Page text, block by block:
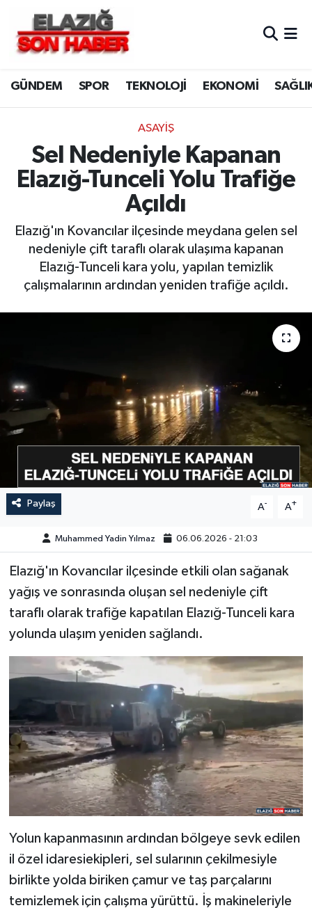
GÜNDEM SPOR TEKNOLOJİ EKONOMİ
ASAYİŞ
Sel Nedeniyle Kapanan
Elazığ-Tunceli Yolu Trafiğe
Açıldı
Elazığ'ın Kovancılar ilçesinde meydana gelen sel
nedeniyle çift taraflı olarak ulaşıma kapanan
Elazığ-Tunceli kara yolu, yapılan temizlik
çalışmalarının ardından yeniden trafiğe açıldı.
Paylaş A- A+
Muhammed Yadin Yılmaz 06.06.2026 - 21:03
Elazığ'ın Kovancılar ilçesinde etkili olan sağanak
yağış ve sonrasında oluşan sel nedeniyle çift
taraflı olarak trafiğe kapatılan Elazığ-Tunceli kara
yolunda ulaşım yeniden sağlandı.
Yolun kapanmasının ardından bölgeye sevk edilen
il özel idaresiekipleri, sel sularının çekilmesiyle
birlikte yolda biriken çamur ve taş parçalarını
temizlemek için çalışma yürüttü. İş makineleriyle
CANLI YAYIN
ASAYİŞ
BİLİM VE TEKNOLOJİ
DÜNYA
EĞİTİM
EKONOMİ
ELAZIĞ
HABERDE İNSAN
KÜLTÜR-SANAT
MAGAZİN
MEDYA
ÖZEL HABER
POLİTİKA
SİYASET
SPOR
YAŞAM
Merkez Hava Durumu
Merkez Trafik Yoğunluk Haritası
Süper Lig Puan Durumu ve Fikstür
Tüm Manşetler
Son Dakika Haberleri
Haber Arşivi